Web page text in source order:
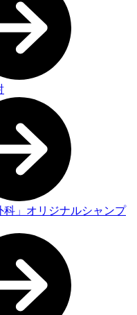
科」オリジナルシャンプ